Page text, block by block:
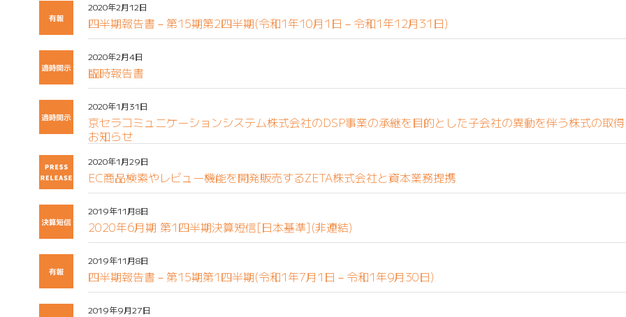
2020年2月12日
四半期報告書－第15期第2四半期(令和1年10月1日－令和1年12月31日)
2020年2月4日
臨時報告書
2020年1月31日
京セラコミュニケーションシステム株式会社のDSP事業の承継を目的とした子会社の異動を伴う株式の取
お知らせ
2020年1月29日
EC商品検索やレビュー機能を開発販売するZETA株式会社と資本業務提携
2019年11月8日
2020年6月期 第1四半期決算短信[日本基準](非連結)
2019年11月8日
四半期報告書－第15期第1四半期(令和1年7月1日－令和1年9月30日)
2019年9月27日